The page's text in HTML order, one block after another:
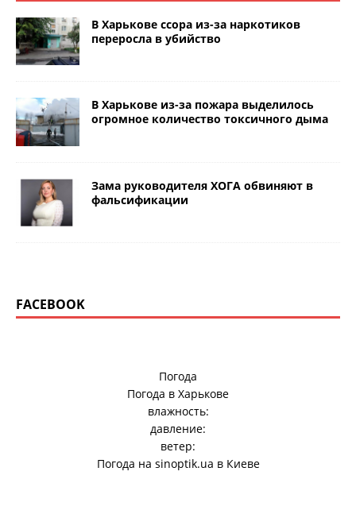
В Харькове ссора из-за наркотиков
переросла в убийство
В Харькове из-за пожара выделилось
огромное количество токсичного дыма
Зама руководителя ХОГА обвиняют в
фальсификации
FACEBOOK
Погода
Погода в Харькове
влажность:
давление:
ветер:
Погода на sinoptik.ua в Киеве